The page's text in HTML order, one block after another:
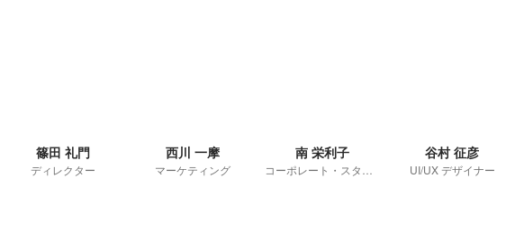
篠田 礼門
ディレクター
西川 一摩
マーケティング
南 栄利子 谷村 征彦
UI/UX デザイナー